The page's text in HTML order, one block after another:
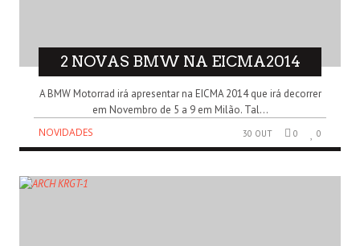
2 NOVAS BMW NA EICMA2014
A BMW Motorrad irá apresentar na EICMA 2014 que irá decorrer
em Novembro de 5 a 9 em Milão. Tal...
NOVIDADES
30 OUT 0 0